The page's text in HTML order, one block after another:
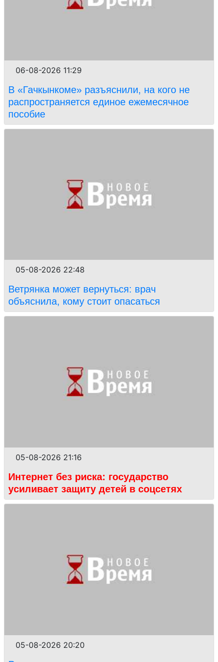
06-08-2026 11:29
В «Гачкынкоме» разъяснили, на кого не
распространяется единое ежемесячное
пособие
05-08-2026 22:48
Ветрянка может вернуться: врач
объяснила, кому стоит опасаться
05-08-2026 21:16
Интернет без риска: государство
усиливает защиту детей в соцсетях
05-08-2026 20:20